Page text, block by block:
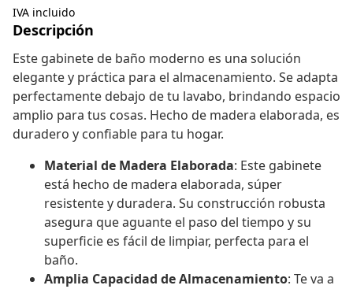
IVA incluido
Descripción
Este gabinete de baño moderno es una solución
elegante y práctica para el almacenamiento. Se adapta
perfectamente debajo de tu lavabo, brindando espacio
amplio para tus cosas. Hecho de madera elaborada, es
duradero y confiable para tu hogar.
Material de Madera Elaborada: Este gabinete
está hecho de madera elaborada, súper
resistente y duradera. Su construcción robusta
asegura que aguante el paso del tiempo y su
superficie es fácil de limpiar, perfecta para el
baño.
Amplia Capacidad de Almacenamiento: Te va a